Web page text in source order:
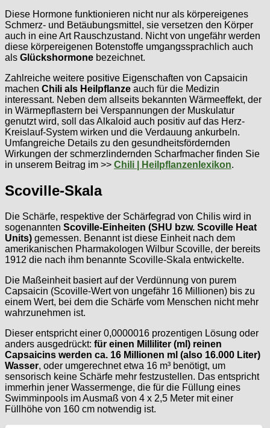
Diese Hormone funktionieren nicht nur als körpereigenes
Schmerz- und Betäubungsmittel, sie versetzen den Körper
auch in eine Art Rauschzustand. Nicht von ungefähr werden
diese körpereigenen Botenstoffe umgangssprachlich auch
als Glückshormone bezeichnet.
Zahlreiche weitere positive Eigenschaften von Capsaicin
machen Chili als Heilpflanze auch für die Medizin
interessant. Neben dem allseits bekannten Wärmeeffekt, der
in Wärmepflastern bei Verspannungen der Muskulatur
genutzt wird, soll das Alkaloid auch positiv auf das Herz-
Kreislauf-System wirken und die Verdauung ankurbeln.
Umfangreiche Details zu den gesundheitsfördernden
Wirkungen der schmerzlindernden Scharfmacher finden Sie
in unserem Beitrag im >> Chili | Heilpflanzenlexikon.
Scoville-Skala
Die Schärfe, respektive der Schärfegrad von Chilis wird in
sogenannten Scoville-Einheiten (SHU bzw. Scoville Heat
Units) gemessen. Benannt ist diese Einheit nach dem
amerikanischen Pharmakologen Wilbur Scoville, der bereits
1912 die nach ihm benannte Scoville-Skala entwickelte.
Die Maßeinheit basiert auf der Verdünnung von purem
Capsaicin (Scoville-Wert von ungefähr 16 Millionen) bis zu
einem Wert, bei dem die Schärfe vom Menschen nicht mehr
wahrzunehmen ist.
Dieser entspricht einer 0,0000016 prozentigen Lösung oder
anders ausgedrückt: für einen Milliliter (ml) reinen
Capsaicins werden ca. 16 Millionen ml (also 16.000 Liter)
Wasser, oder umgerechnet etwa 16 m³ benötigt, um
sensorisch keine Schärfe mehr festzustellen. Das entspricht
immerhin jener Wassermenge, die für die Füllung eines
Swimminpools im Ausmaß von 4 x 2,5 Meter mit einer
Füllhöhe von 160 cm notwendig ist.